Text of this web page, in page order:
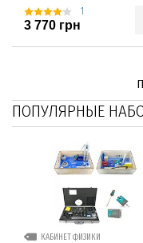
1
3 770 грн
ПОПУЛЯРНЫЕ
КАБИНЕТ ФИЗИКИ